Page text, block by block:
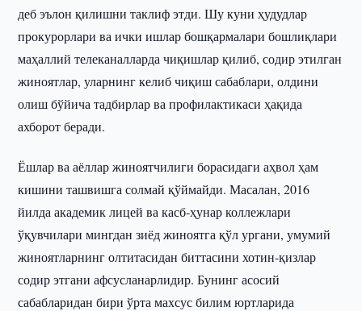
деб эълон қилишни таклиф этди. Шу куни ҳудудлар
прокурорлари ва ички ишлар бошқармалари бошлиқлари
маҳаллий телеканалларда чиқишлар қилиб, содир этилган
жиноятлар, уларнинг келиб чиқиш сабаблари, олдини
олиш бўйича тадбирлар ва профилактикаси ҳақида
ахборот беради.
Ёшлар ва аёллар жиноятчилиги борасидаги аҳвол ҳам
кишини ташвишга солмай қўймайди. Масалан, 2016
йилда академик лицей ва касб-ҳунар коллежлари
ўқувчилари мингдан зиёд жиноятга қўл ургани, умумий
жиноятларнинг олтитасидан биттасини хотин-қизлар
содир этгани афсусланарлидир. Бунинг асосий
сабабларидан бири ўрта махсус билим юртларида